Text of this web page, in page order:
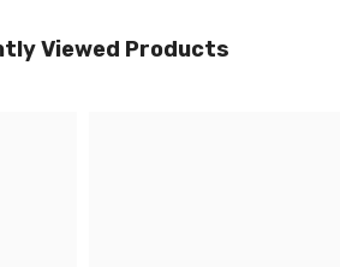
Viewed Products